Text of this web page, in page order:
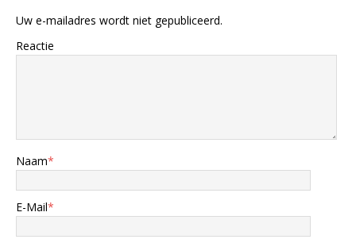
Uw e-mailadres wordt niet gepubliceerd.
Reactie
Naam*
E-Mail*